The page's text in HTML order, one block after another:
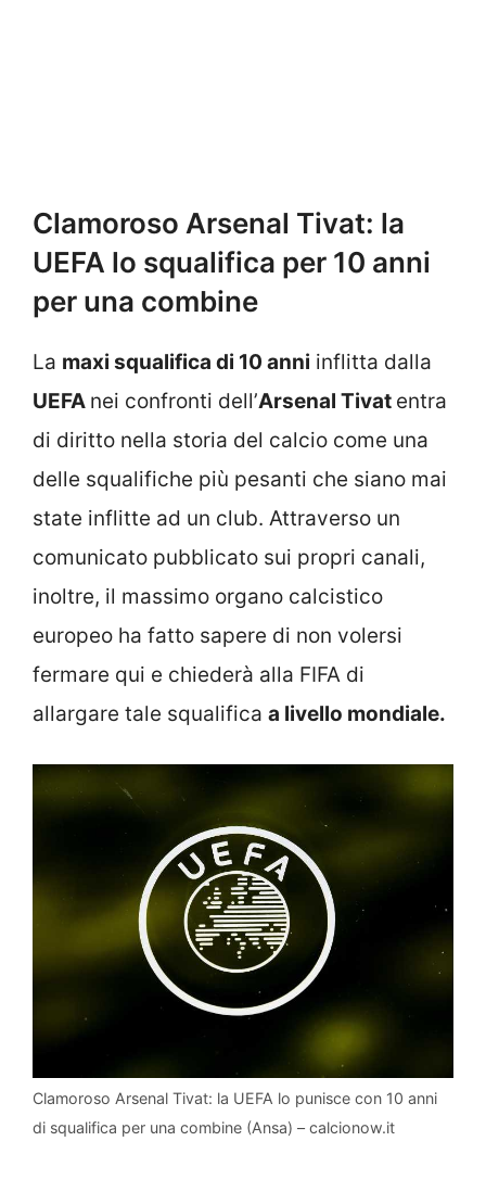
Clamoroso Arsenal Tivat: la
UEFA lo squalifica per 10 anni
per una combine
La maxi squalifica di 10 anni inflitta dalla
UEFA nei confronti dell’Arsenal Tivat entra
di diritto nella storia del calcio come una
delle squalifiche più pesanti che siano mai
state inflitte ad un club. Attraverso un
comunicato pubblicato sui propri canali,
inoltre, il massimo organo calcistico
europeo ha fatto sapere di non volersi
fermare qui e chiederà alla FIFA di
allargare tale squalifica a livello mondiale.
Clamoroso Arsenal Tivat: la UEFA lo punisce con 10 anni
di squalifica per una combine (Ansa) – calcionow.it